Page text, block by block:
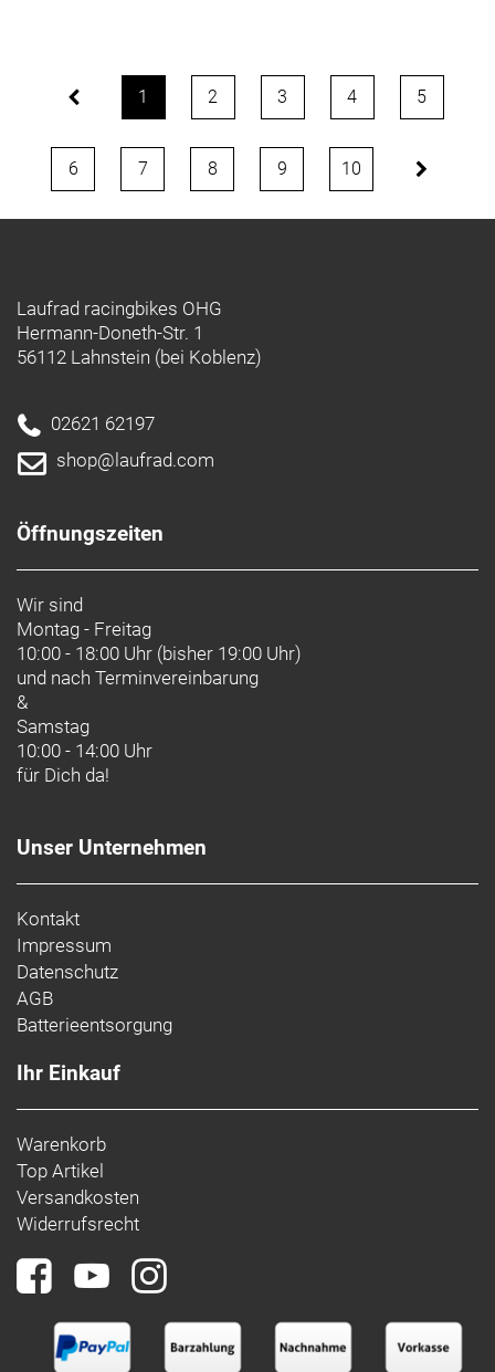
1 2 3 4 5
6 7 8 9 10
Laufrad racingbikes OHG
Hermann-Doneth-Str. 1
56112 Lahnstein (bei Koblenz)
02621 62197
shop@laufrad.com
Öffnungszeiten
Wir sind
Montag - Freitag
10:00 - 18:00 Uhr (bisher 19:00 Uhr)
und nach Terminvereinbarung
&
Samstag
10:00 - 14:00 Uhr
für Dich da!
Unser Unternehmen
Kontakt
Impressum
Datenschutz
AGB
Batterieentsorgung
Ihr Einkauf
Warenkorb
Top Artikel
Versandkosten
Widerrufsrecht